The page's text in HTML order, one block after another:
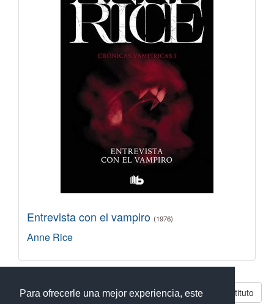
Para ofrecerle una mejor experiencia, este
Entrevista con el vampiro (1976)
Anne Rice
Libros parecidos a El instituto